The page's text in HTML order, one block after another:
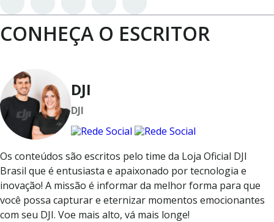
CONHEÇA O ESCRITOR
DJI
DJI
Os conteúdos são escritos pelo time da Loja Oficial DJI
Brasil que é entusiasta e apaixonado por tecnologia e
inovação! A missão é informar da melhor forma para que
você possa capturar e eternizar momentos emocionantes
com seu DJI. Voe mais alto, vá mais longe!